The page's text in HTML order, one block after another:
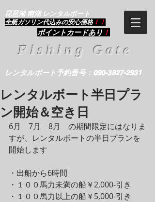
琵琶湖 南湖 レンタルボート
​全艇ガソリン代込みの安心価格 ！！
ポイントカードあり ！
Fishing Gate
レンタルボート予約番号： 090-3827-2931
レンタルボート半日プラ
ン開始＆空き日
6月　7月　8月　の期間限定にはなりま
すが、レンタルボートの半日プランを
開始します
・出船から6時間
・１００馬力未満の船￥2,000-引き
・１００馬力以上の船￥5,000-引き